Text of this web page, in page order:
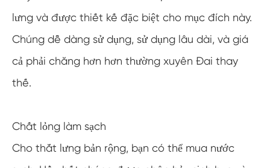
lưng và được thiết kế đặc biệt cho mục đích này.
Chúng dễ dàng sử dụng, sử dụng lâu dài, và giá
cả phải chăng hơn hơn thường xuyên Đai thay
thế.
Chất lỏng làm sạch
Cho thắt lưng bản rộng, bạn có thể mua nước